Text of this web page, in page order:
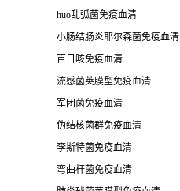
huo乱弧菌免疫血清
小肠结肠炎耶尔森菌免疫血清
百日咳免疫血清
流感菌荚膜型免疫血清
军团菌免疫血清
伪结核菌群免疫血清
李斯特菌免疫血清
弯曲杆菌免疫血清